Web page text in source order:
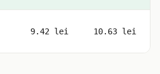
9.42 lei 10.63 lei